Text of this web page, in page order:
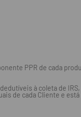
PPR de cada
à coleta de
de cada Cliente e